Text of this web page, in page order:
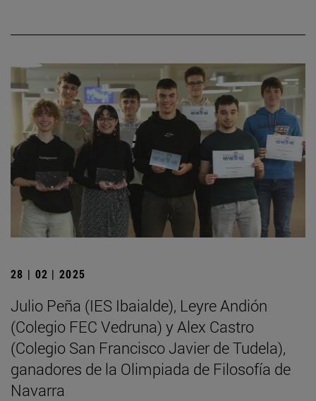
28 | 02 | 2025
Julio Peña (IES Ibaialde), Leyre Andión
(Colegio FEC Vedruna) y Alex Castro
(Colegio San Francisco Javier de Tudela),
ganadores de la Olimpiada de Filosofía de
Navarra